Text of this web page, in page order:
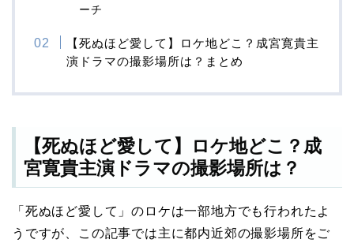
ーチ
【死ぬほど愛して】ロケ地どこ？成宮寛貴主
演ドラマの撮影場所は？まとめ
【死ぬほど愛して】ロケ地どこ？成
宮寛貴主演ドラマの撮影場所は？
「死ぬほど愛して」のロケは一部地方でも行われたよ
うですが、この記事では主に都内近郊の撮影場所をご